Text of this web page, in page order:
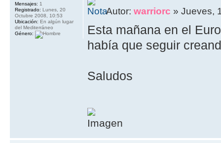
Autor:warriorc » Jueves,
Esta mañana en el
había que seguir
Saludos
Mensajes: 1
Registrado: Lunes, 20
Octubre 2008, 10:53
Ubicación: En algún lugar
del Mediterráneo
Género: